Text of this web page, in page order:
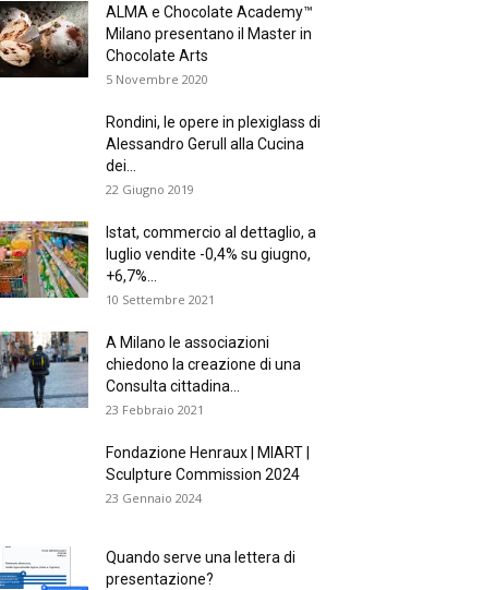
ALMA e Chocolate Academy™
Milano presentano il Master in
Chocolate Arts
5 Novembre 2020
Rondini, le opere in plexiglass di
Alessandro Gerull alla Cucina
dei...
22 Giugno 2019
Istat, commercio al dettaglio, a
luglio vendite -0,4% su giugno,
+6,7%...
10 Settembre 2021
A Milano le associazioni
chiedono la creazione di una
Consulta cittadina...
23 Febbraio 2021
Fondazione Henraux | MIART |
Sculpture Commission 2024
23 Gennaio 2024
Quando serve una lettera di
presentazione?